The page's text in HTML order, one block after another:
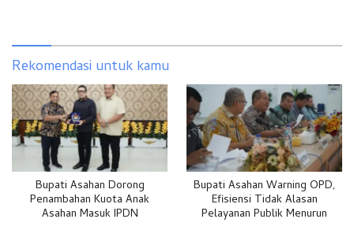
Rekomendasi untuk kamu
Bupati Asahan Dorong
Penambahan Kuota Anak
Asahan Masuk IPDN
Bupati Asahan Warning OPD,
Efisiensi Tidak Alasan
Pelayanan Publik Menurun